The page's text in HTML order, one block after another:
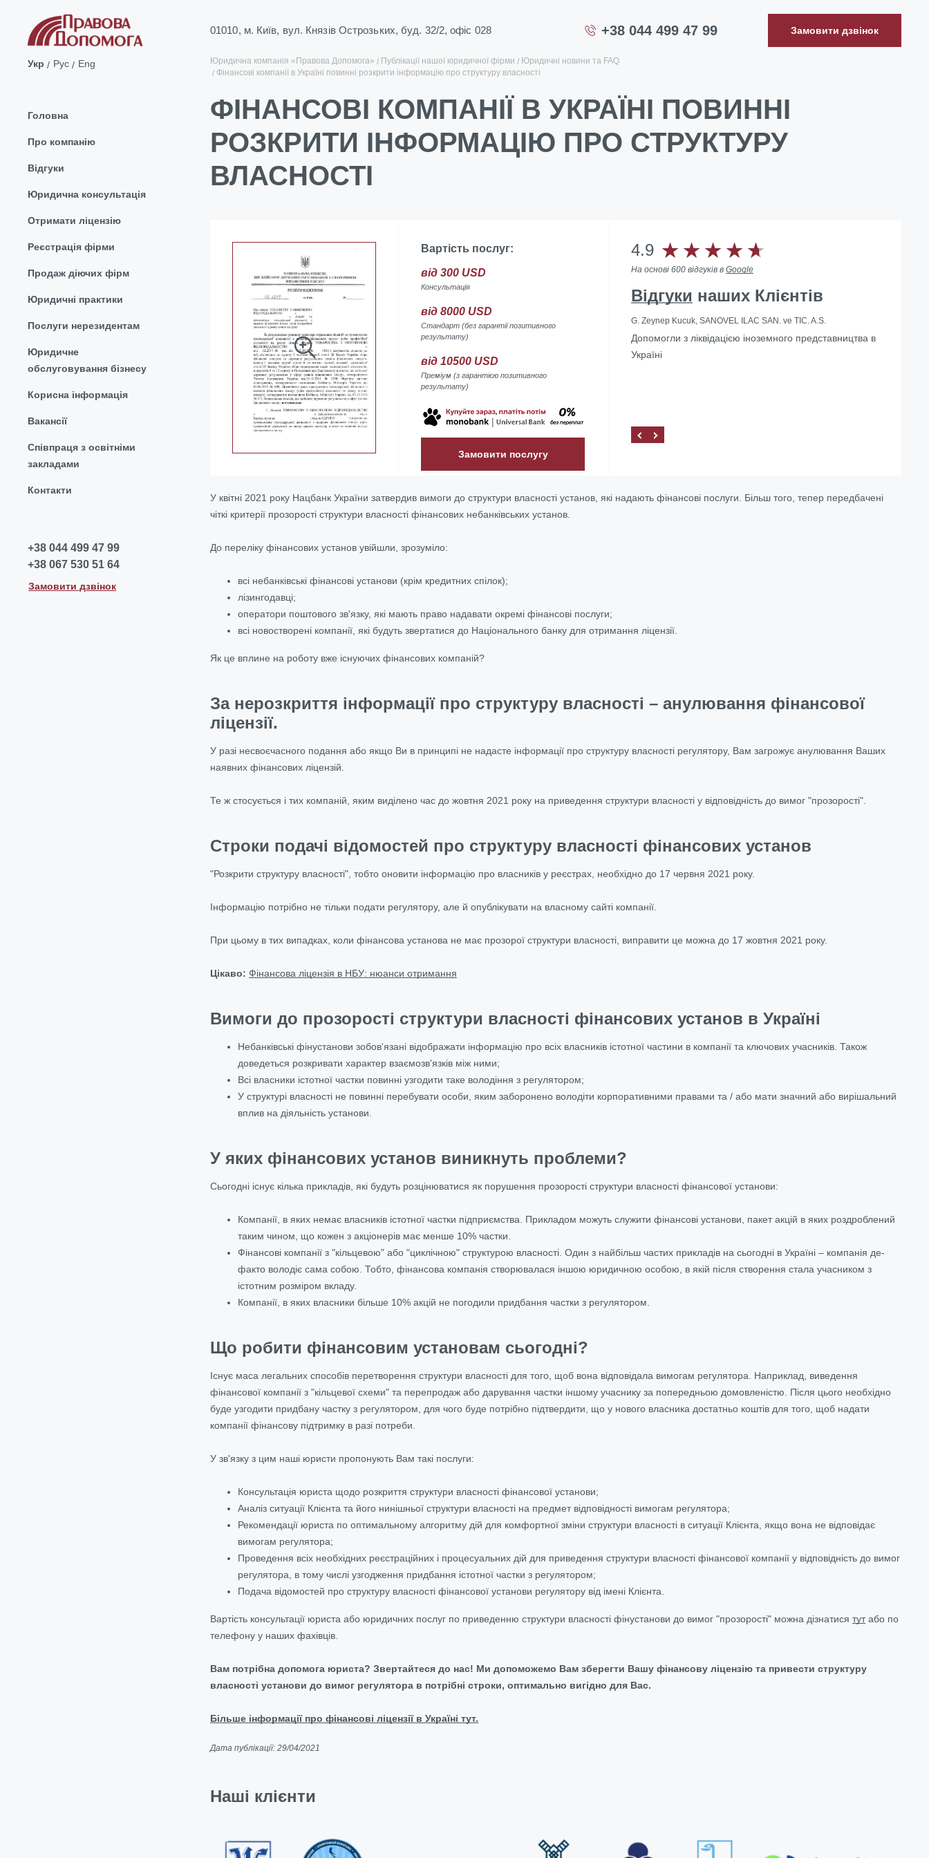
01010, м. Київ, вул. Князів Острозьких, буд. 32/2, офіс 028 +38 044 499 47 99 Замовити дзвінок
Укр Рус Eng
Головна
Про компанію
Відгуки
Юридична консультація
Отримати ліцензію
Реєстрація фірми
Продаж діючих фірм
Юридичні практики
Послуги нерезидентам
Юридичне
обслуговування бізнесу
Корисна інформація
Вакансії
Співпраця з освітніми
закладами
Контакти
+38 044 499 47 99
+38 067 530 51 64
Замовити дзвінок
Юридична компанія «Правова Допомога» Публікації нашої юридичної фірми
Юридичні новини та FAQ
Фінансові компанії в Україні повинні розкрити інформацію про структуру власності
ФІНАНСОВІ КОМПАНІЇ В УКРАЇНІ ПОВИННІ
РОЗКРИТИ ІНФОРМАЦІЮ ПРО СТРУКТУРУ
ВЛАСНОСТІ
Вартість послуг:
від 300 USD
Консультація
від 8000 USD
Стандарт (без гарантії позитивного
результату)
від 10500 USD
Преміум (з гарантією позитивного
результату)
Замовити послугу
4.9
На основі 600 відгуків в Google
Відгуки наших Клієнтів
G. Zeynep Kucuk, SANOVEL ILAC SAN. ve TIC. A.S.
Допомогли з ліквідацією іноземного представництва в
Україні
У квітні 2021 року Нацбанк України затвердив вимоги до структури власності установ, які надають фінансові послуги. Більш того, тепер передбачені
чіткі критерії прозорості структури власності фінансових небанківських установ.
До переліку фінансових установ увійшли, зрозуміло:
всі небанківські фінансові установи (крім кредитних спілок);
лізингодавці;
оператори поштового зв'язку, які мають право надавати окремі фінансові послуги;
всі новостворені компанії, які будуть звертатися до Національного банку для отримання ліцензії.
Як це вплине на роботу вже існуючих фінансових компаній?
За нерозкриття інформації про структуру власності – анулювання фінансової
ліцензії.
У разі несвоєчасного подання або якщо Ви в принципі не надасте інформації про структуру власності регулятору, Вам загрожує анулювання Ваших
наявних фінансових ліцензій.
Те ж стосується і тих компаній, яким виділено час до жовтня 2021 року на приведення структури власності у відповідність до вимог "прозорості".
Строки подачі відомостей про структуру власності фінансових установ
"Розкрити структуру власності", тобто оновити інформацію про власників у реєстрах, необхідно до 17 червня 2021 року.
Інформацію потрібно не тільки подати регулятору, але й опублікувати на власному сайті компанії.
При цьому в тих випадках, коли фінансова установа не має прозорої структури власності, виправити це можна до 17 жовтня 2021 року.
Цікаво: Фінансова ліцензія в НБУ: нюанси отримання
Вимоги до прозорості структури власності фінансових установ в Україні
Небанківські фінустанови зобов'язані відображати інформацію про всіх власників істотної частини в компанії та ключових учасників. Також
доведеться розкривати характер взаємозв'язків між ними;
Всі власники істотної частки повинні узгодити таке володіння з регулятором;
У структурі власності не повинні перебувати особи, яким заборонено володіти корпоративними правами та / або мати значний або вирішальний
вплив на діяльність установи.
У яких фінансових установ виникнуть проблеми?
Сьогодні існує кілька прикладів, які будуть розцінюватися як порушення прозорості структури власності фінансової установи:
Компанії, в яких немає власників істотної частки підприємства. Прикладом можуть служити фінансові установи, пакет акцій в яких роздроблений
таким чином, що кожен з акціонерів має менше 10% частки.
Фінансові компанії з "кільцевою" або "циклічною" структурою власності. Один з найбільш частих прикладів на сьогодні в Україні – компанія де-
факто володіє сама собою. Тобто, фінансова компанія створювалася іншою юридичною особою, в якій після створення стала учасником з
істотним розміром вкладу.
Компанії, в яких власники більше 10% акцій не погодили придбання частки з регулятором
Що робити фінансовим установам сьогодні?
Існує маса легальних способів перетворення структури власності для того, щоб вона відповідала вимогам регулятора. Наприклад, виведення
фінансової компанії з "кільцевої схеми" та перепродаж або дарування частки іншому учаснику за попередньою домовленістю. Після цього необхідно
буде узгодити придбану частку з регулятором, для чого буде потрібно підтвердити, що у нового власника достатньо коштів для того, щоб надати
компанії фінансову підтримку в разі потреби.
У зв'язку з цим наші юристи пропонують Вам такі послуги:
Консультація юриста щодо розкриття структури власності фінансової установи;
Аналіз ситуації Клієнта та його нинішньої структури власності на предмет відповідності вимогам регулятора;
Рекомендації юриста по оптимальному алгоритму дій для комфортної зміни структури власності в ситуації Клієнта, якщо вона не відповідає
вимогам регулятора;
Проведення всіх необхідних реєстраційних і процесуальних дій для приведення структури власності фінансової компанії у відповідність до вимог
регулятора, в тому числі узгодження придбання істотної частки з регулятором;
Подача відомостей про структуру власності фінансової установи регулятору від імені Клієнта.
Вартість консультації юриста або юридичних послуг по приведенню структури власності фінустанови до вимог "прозорості" можна дізнатися тутабо по
телефону у наших фахівців.
Вам потрібна допомога юриста? Звертайтеся до нас! Ми допоможемо Вам зберегти Вашу фінансову ліцензію та привести структуру
власності установи до вимог регулятора в потрібні строки, оптимально вигідно для Вас.
Більше інформації про фінансові ліцензії в Україні тут.
Дата публікації: 29/04/2021
Наші клієнти